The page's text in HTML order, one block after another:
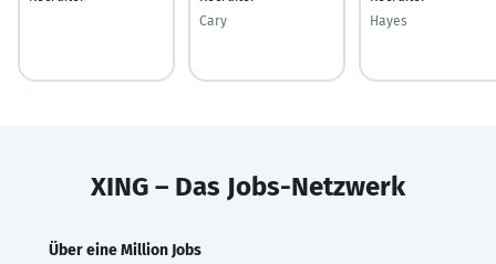
Cary
Hayes
XING – Das Jobs-Netzwerk
Über eine Million Jobs